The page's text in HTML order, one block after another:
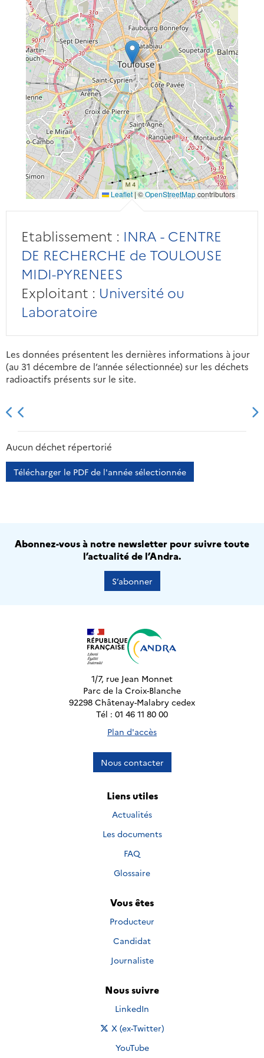
Leaflet | ©OpenStreetMapcontributors
Etablissement : INRA - CENTRE
DE RECHERCHE de TOULOUSE
MIDI-PYRENEES
Exploitant : Université ou
Laboratoire
Les données présentent les dernières informations à jour
(au 31 décembre de l’année sélectionnée) sur les déchets
radioactifs présents sur le site.
2013 2014
Aucun déchet répertorié
Télécharger le PDF de l'année sélectionnée
Abonnez-vous à notre newsletter pour suivre toute
l’actualité de l’Andra.
S’abonner
1/7, rue Jean Monnet
Parc de la Croix-Blanche
92298 Châtenay-Malabry cedex
Tél : 01 46 11 80 00
Plan d'accès
Nous contacter
Liens utiles
Actualités
Les documents
FAQ
Glossaire
Vous êtes
Producteur
Candidat
Journaliste
Nous suivre
Nous suivre sur
LinkedIn
Nous suivre sur
X (ex-Twitter)
Nous suivre sur
YouTube